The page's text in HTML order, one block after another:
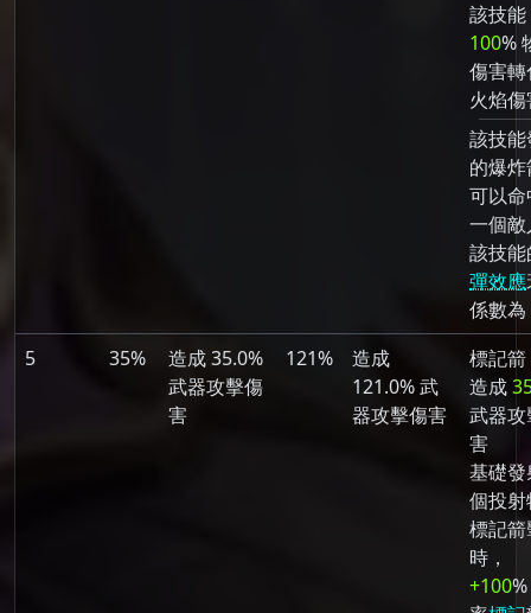
該技能
100%
傷害
火焰
該技
的爆
可以
一個敵
該技能
彈效應
係數為
5
35%
造成 35.0%
武器攻擊傷
害
121%
造成
121.0% 武
器攻擊傷害
標記箭
造成
武器
害
基礎發
個投射
標記
時，
+100